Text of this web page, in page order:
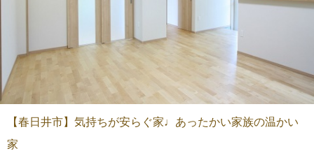
【春日井市】気持ちが安らぐ家♩あったかい家族の温かい
家